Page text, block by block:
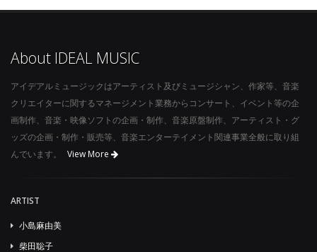
About IDEAL MUSIC
アイデアルミュージックはアーティスト及びミュージシャン、作家等、音楽
クリエイターに関するマネージメント業務からコンサート、イベント等の企
画制作、音楽・映像ソフトの企画・制作、音楽原盤制作、アーティスト・グ
ッズの企画・制作・販売等、音楽エンターテイメント関連事業全般に取り組
んでいます。
View More
ARTIST
小島麻由美
柴田聡子